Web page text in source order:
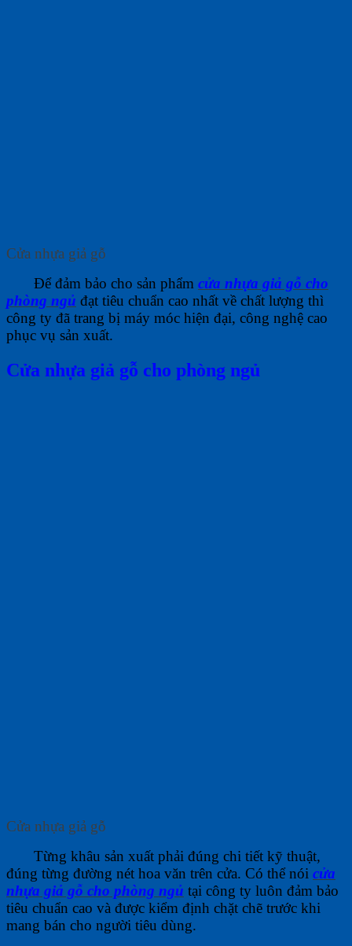
Cửa nhựa giả gỗ
Để đảm bảo cho sản phẩm cửa nhựa giả gỗ cho
phòng ngủ đạt tiêu chuẩn cao nhất về chất lượng thì
công ty đã trang bị máy móc hiện đại, công nghệ cao
phục vụ sản xuất.
Cửa nhựa giả gỗ cho phòng ngủ
Cửa nhựa giả gỗ
Từng khâu sản xuất phải đúng chi tiết kỹ thuật,
đúng từng đường nét hoa văn trên cửa. Có thể nói cửa
nhựa giả gỗ cho phòng ngủ tại công ty luôn đảm bảo
tiêu chuẩn cao và được kiểm định chặt chẽ trước khi
mang bán cho người tiêu dùng.